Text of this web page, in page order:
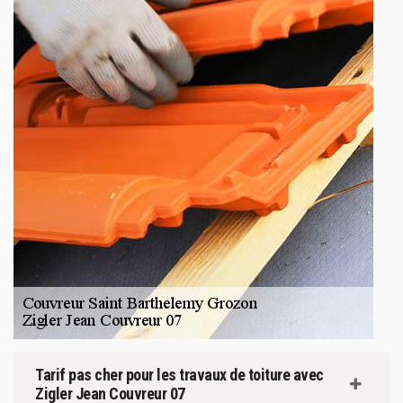
Tarif pas cher pour les travaux de toiture avec
Zigler Jean Couvreur 07